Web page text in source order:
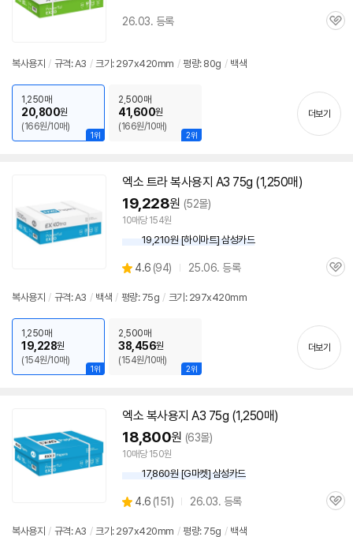
26.03. 등록
관
복사용지 / 규격:A3 / 크기: 297x420mm / 평량: 80g / 백색
1위
1,250매
20,800원
(166원/10매)
2위
2,500매
41,600원
(166원/10매)
더보기
엑소 트라복사용지 A3 75g (1,250매)
19,228원 (52몰)
10매당 154원
19,210원 [하이마트] 삼성카드
별
점
4.6 (상
리
94) 25.06. 등록
관
복사용지 / 규격:A3 / 백색 / 평량: 75g / 크기: 297x420mm
1위
1,250매
19,228원
(154원/10매)
2위
2,500매
38,456원
(154원/10매)
더보기
엑소 복사용지 A3 75g (1,250매)
18,800원 (63몰)
10매당 150원
17,860원 [G마켓] 삼성카드
별
점
4.6 (상
151) 26.03. 등록
관
복사용지 / 규격:A3 / 크기: 297x420mm / 평량: 75g / 백색